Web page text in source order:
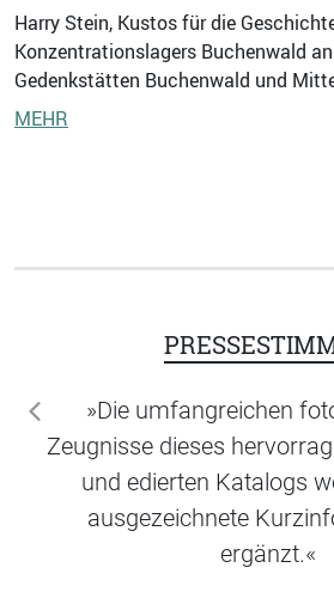
Harry Stein, Kustos für die
Konzentrationslagers Buchenwald
Gedenkstätten Buchenwald und
MEHR
»Die umfangreichen
Zeugnisse dieses
und edierten Katalogs
ausgezeichnete
ergänzt.«
zurück